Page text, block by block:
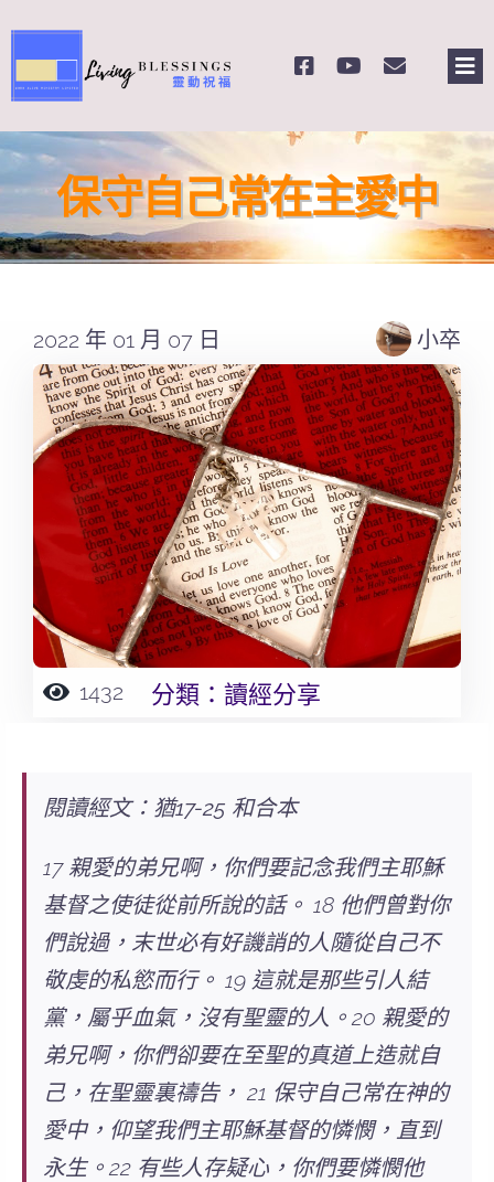
to
content
關於我們
奉獻支持
課程報名
Search
for:
保守自己常在主愛中
2022 年 01 月 07 日 小卒
1432 分類：讀經分享
閱讀經文：猶17-25 和合本
17 親愛的弟兄啊，你們要記念我們主耶穌
基督之使徒從前所說的話。 18 他們曾對你
們說過，末世必有好譏誚的人隨從自己不
敬虔的私慾而行。 19 這就是那些引人結
黨，屬乎血氣，沒有聖靈的人。20 親愛的
弟兄啊，你們卻要在至聖的真道上造就自
己，在聖靈裏禱告， 21 保守自己常在神的
愛中，仰望我們主耶穌基督的憐憫，直到
永生。22 有些人存疑心，你們要憐憫他